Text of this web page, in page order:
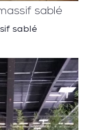
sablé
sablé